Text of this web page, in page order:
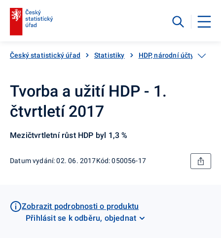
Český statistický úřad Statistiky HDP, národní účty
Tvorba a užití HDP - 1.
čtvrtletí 2017
Mezičtvrtletní růst HDP byl 1,3 %
Datum vydání: 02. 06. 2017Kód: 050056-17
Zobrazit podrobnosti o produktu
Přihlásit se k odběru, objednat